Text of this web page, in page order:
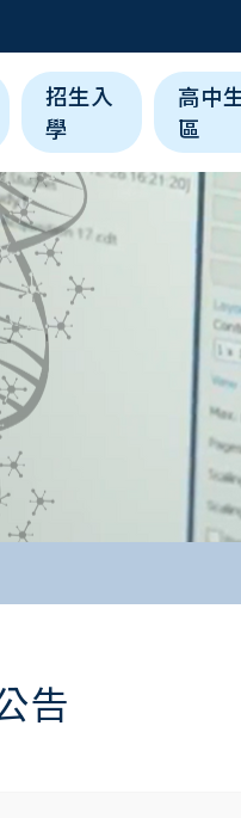
系
招生入
學
高中
區
告